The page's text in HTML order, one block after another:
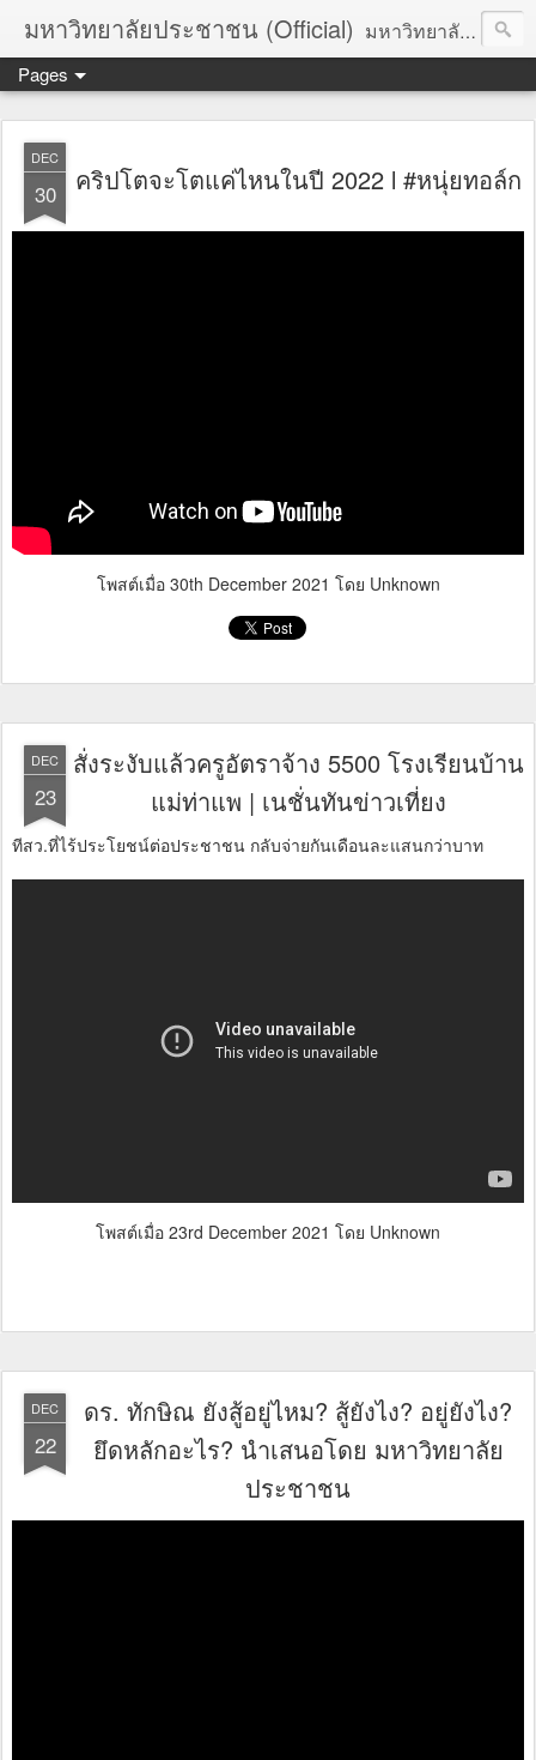
มหาวิทยาลัยประชาชน (Official) มหาวิทยาลัยประชาชน เพื่อการปฏิวัติประชาชนโดยสันติ Truths :: Peace :: Revolution :: Universal Human Rights :: Democracy (TPRUD)
Pages
DEC
30 คริปโตจะโตแค่ไหนในปี 2022 l #หนุ่ยทอล์ก
โพสต์เมื่อ 30th December 2021 โดย Unknown
DEC
23
สั่งระงับแล้วครูอัตราจ้าง 5500 โรงเรียนบ้าน
แม่ท่าแพ | เนชั่นทันข่าวเที่ยง
ทีสว.ที่ไร้ประโยชน์ต่อประชาชน กลับจ่ายกันเดือนละแสนกว่าบาท
โพสต์เมื่อ 23rd December 2021 โดย Unknown
DEC
22
ดร. ทักษิณ ยังสู้อยู่ไหม? สู้ยังไง? อยู่ยังไง?
ยึดหลักอะไร? นำเสนอโดย มหาวิทยาลัย
ประชาชน